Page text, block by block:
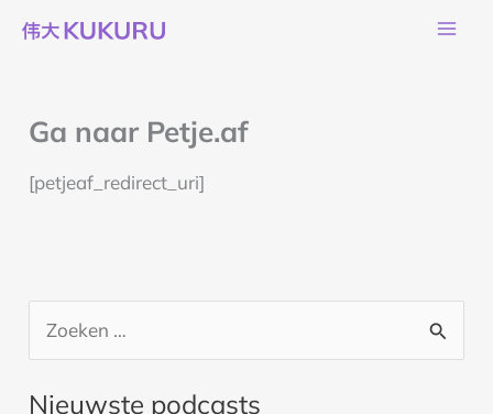
naar
Ga naar Petje.af
[petjeaf_redirect_uri]
Nieuwste podcasts